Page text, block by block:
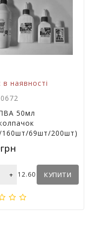
наявності
50мл
69шт/200шт)
+ 12.60 КУПИТИ